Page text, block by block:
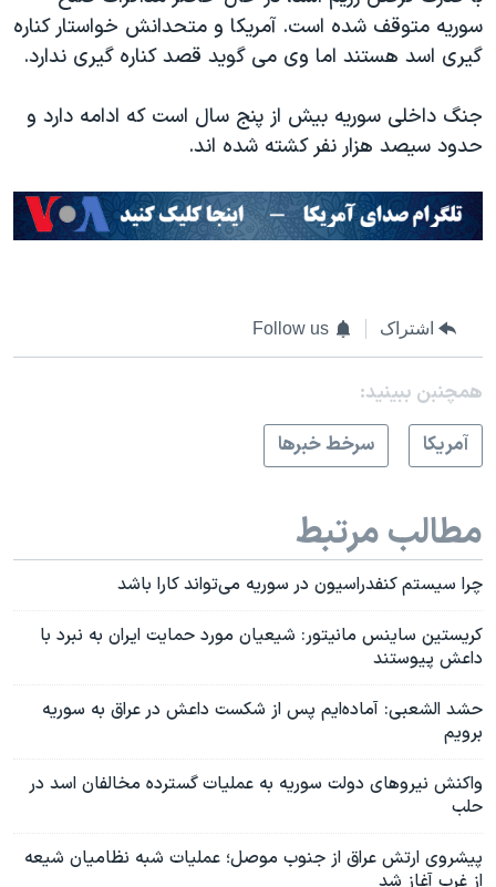
سوریه متوقف شده است. آمریکا و متحدانش خواستار کناره
گیری اسد هستند اما وی می گوید قصد کناره گیری ندارد.
جنگ داخلی سوریه بیش از پنج سال است که ادامه دارد و
حدود سیصد هزار نفر کشته شده اند.
اشتراک Follow us
همچنبن ببینید:
آمريکا
سرخط خبرها
مطالب مرتبط
چرا سیستم کنفدراسیون در سوریه می‌تواند کارا باشد
کریستین ساینس مانیتور: شیعیان مورد حمایت ایران به نبرد با
داعش پیوستند
حشد الشعبی: آماده‌ایم پس از شکست داعش در عراق به سوریه
برویم
واکنش نیروهای دولت سوریه به عملیات گسترده مخالفان اسد در
حلب
پیشروی ارتش عراق از جنوب موصل؛ عملیات شبه نظامیان شیعه
از غرب آغاز شد